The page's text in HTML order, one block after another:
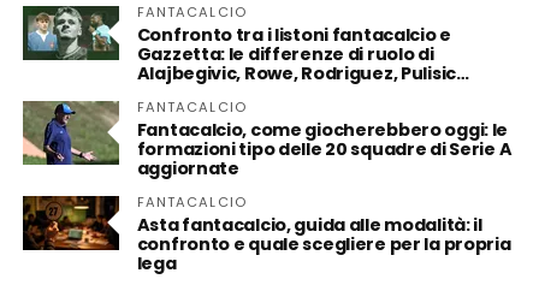
FANTACALCIO
Confronto tra i listoni fantacalcio e
Gazzetta: le differenze di ruolo di
Alajbegivic, Rowe, Rodriguez, Pulisic…
FANTACALCIO
Fantacalcio, come giocherebbero oggi: le
formazioni tipo delle 20 squadre di Serie A
aggiornate
FANTACALCIO
Asta fantacalcio, guida alle modalità: il
confronto e quale scegliere per la propria
lega